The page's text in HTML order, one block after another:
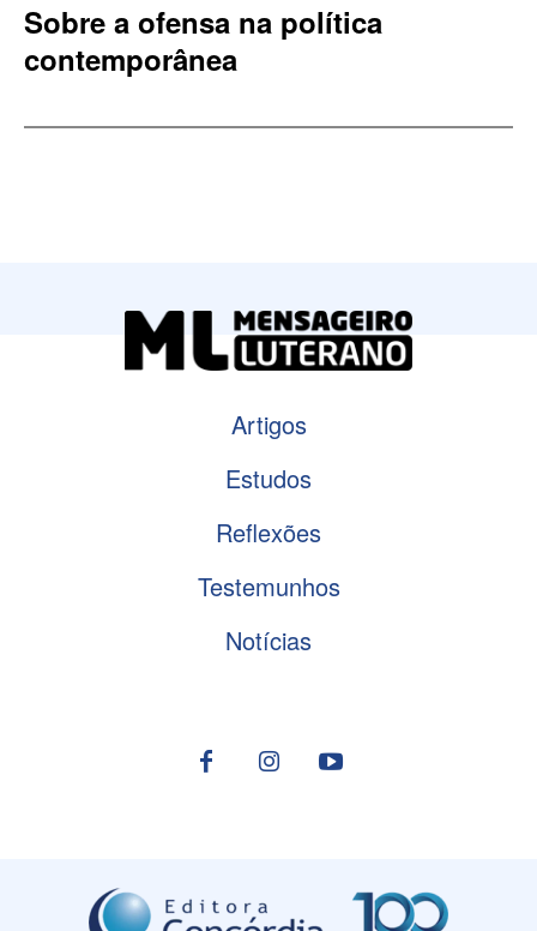
Sobre a ofensa na política
contemporânea
Artigos
Estudos
Reflexões
Testemunhos
Notícias